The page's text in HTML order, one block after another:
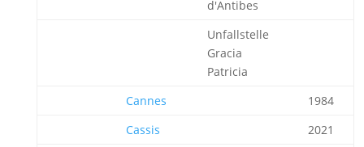
d'Antibes
Unfallstelle
Gracia
Patricia
Cannes
1984
Cassis
2021